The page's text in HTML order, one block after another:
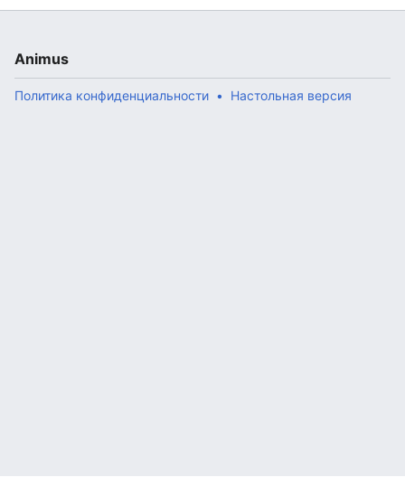
Animus
Политика конфиденциальности Настольная версия